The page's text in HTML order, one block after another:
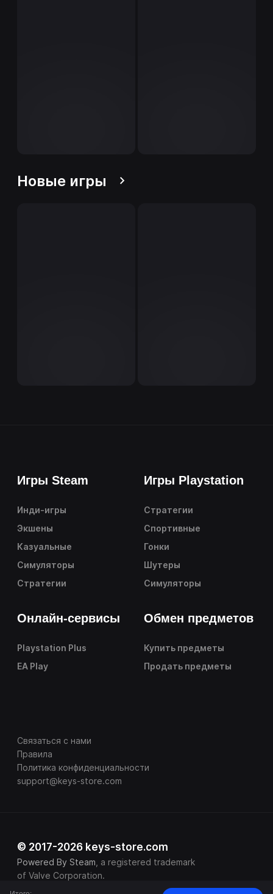
Новые игры
Игры Steam
Инди-игры
Экшены
Казуальные
Симуляторы
Стратегии
Игры Playstation
Стратегии
Спортивные
Гонки
Шутеры
Симуляторы
Онлайн-сервисы
Playstation Plus
EA Play
Обмен предметов
Купить предметы
Продать предметы
Связаться с нами
Правила
Политика конфиденциальности
support@keys-store.com
© 2017-2026 keys-store.com
Powered By Steam , a registered trademark
of Valve Corporation.